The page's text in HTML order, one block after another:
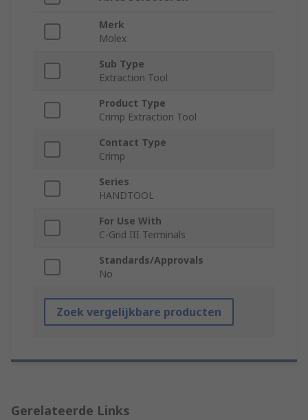
Merk
Molex
Sub Type
Extraction Tool
Product Type
Crimp Extraction Tool
Contact Type
Crimp
Series
HANDTOOL
For Use With
C-Grid III Terminals
Standards/Approvals
No
Zoek vergelijkbare producten
Gerelateerde Links